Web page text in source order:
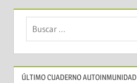
ÚLTIMO CUADERNO AUTOINMUNIDAD